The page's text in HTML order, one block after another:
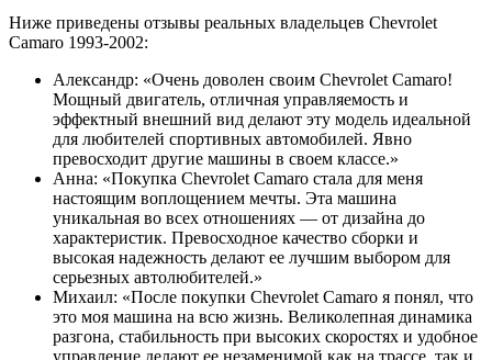
Ниже приведены отзывы реальных владельцев Chevrolet
Camaro 1993-2002:
Александр: «Очень доволен своим Chevrolet Camaro!
Мощный двигатель, отличная управляемость и
эффектный внешний вид делают эту модель идеальной
для любителей спортивных автомобилей. Явно
превосходит другие машины в своем классе.»
Анна: «Покупка Chevrolet Camaro стала для меня
настоящим воплощением мечты. Эта машина
уникальная во всех отношениях — от дизайна до
характеристик. Превосходное качество сборки и
высокая надежность делают ее лучшим выбором для
серьезных автолюбителей.»
Михаил: «После покупки Chevrolet Camaro я понял, что
это моя машина на всю жизнь. Великолепная динамика
разгона, стабильность при высоких скоростях и удобное
управление делают ее незаменимой как на трассе, так и